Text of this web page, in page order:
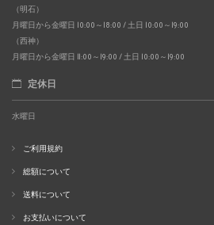
（明石）
月曜日から金曜日 10:00～18:00 / 土日 10:00～19:00
（西神）
月曜日から金曜日 11:00～19:00 / 土日 10:00～19:00
定休日
水曜日
ご利用規約
総額について
送料について
お支払いについて